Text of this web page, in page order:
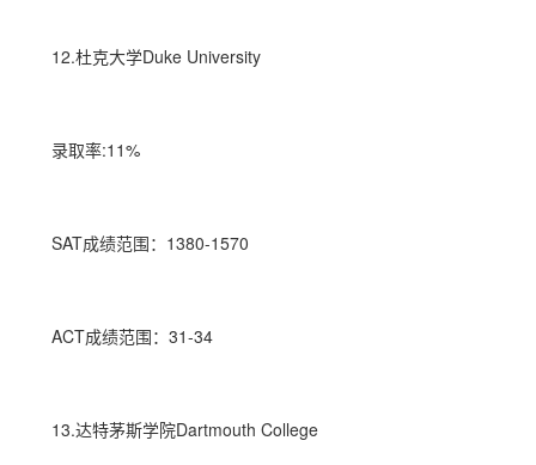
12.杜克大学Duke University
录取率:11%
SAT成绩范围：1380-1570
ACT成绩范围：31-34
13.达特茅斯学院Dartmouth College